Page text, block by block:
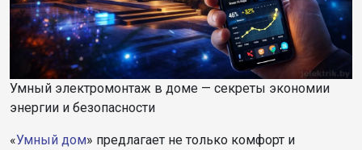
Умный электромонтаж в доме — секреты экономии
энергии и безопасности
«Умный дом» предлагает не только комфорт и